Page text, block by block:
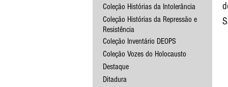
Coleção Histórias da Intolerância
Coleção Histórias da Repressão e
Resistência
Coleção Inventário DEOPS
Coleção Vozes do Holocausto
Destaque
Ditadura